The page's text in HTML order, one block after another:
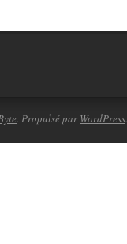
. Propulsé par WordPress.